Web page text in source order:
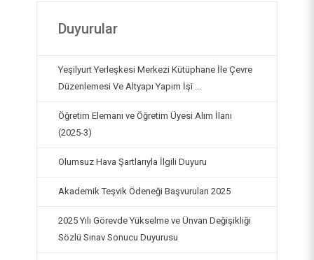
Duyurular
Yeşilyurt Yerleşkesi Merkezi Kütüphane İle Çevre
Düzenlemesi Ve Altyapı Yapım İşi ...
Öğretim Elemanı ve Öğretim Üyesi Alım İlanı
(2025-3)
Olumsuz Hava Şartlarıyla İlgili Duyuru
Akademik Teşvik Ödeneği Başvuruları 2025
2025 Yılı Görevde Yükselme ve Ünvan Değişikliği
Sözlü Sınav Sonucu Duyurusu